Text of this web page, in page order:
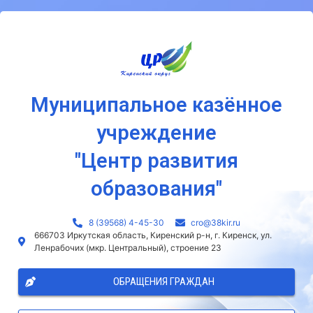
Муниципальное казённое
учреждение
"Центр развития
образования"
8 (39568) 4-45-30
сro@38kir.ru
666703 Иркутская область, Киренский р-н, г. Киренск, ул.
Ленрабочих (мкр. Центральный), строение 23
ОБРАЩЕНИЯ ГРАЖДАН